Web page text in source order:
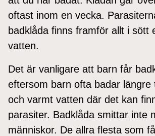
oftast inom en vecka.
badklåda finns framför allt i sött
vatten.
Det är vanligare att barn får
eftersom barn ofta badar längre
och varmt vatten där det kan
parasiter. Badklåda smittar inte
människor. De allra flesta som